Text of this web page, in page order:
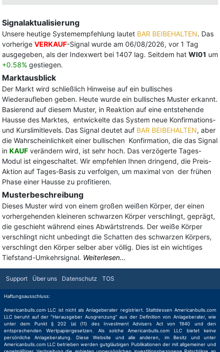
Signalaktualisierung
Unsere heutige Systemempfehlung lautet BAR BEIBEHALTEN. Das
vorherige VERKAUF-Signal wurde am 06/08/2026, vor 1 Tag
ausgegeben, als der Indexwert bei 1407 lag. Seitdem hat WI01 um
+0.58% gestiegen.
Marktausblick
Der Markt wird schließlich Hinweise auf ein bullisches
Wiederaufleben geben. Heute wurde ein bullisches Muster erkannt.
Basierend auf diesem Muster, in Reaktion auf eine entstehende
Hausse des Marktes, entwickelte das System neue Konfirmations-
und Kurslimitlevels. Das Signal deutet auf BAR BEIBEHALTEN, aber
die Wahrscheinlichkeit einer bullischen Konfirmation, die das Signal
in KAUF verändern wird, ist sehr hoch. Das verzögerte Tages-
Modul ist eingeschaltet. Wir empfehlen Ihnen dringend, die Preis-
Aktion auf Tages-Basis zu verfolgen, um maximal von der frühen
Phase einer Hausse zu profitieren.
Musterbeschreibung
Dieses Muster wird von einem großen weißen Körper, der einen
vorhergehenden kleineren schwarzen Körper verschlingt, geprägt,
die geschieht während eines Abwärtstrends. Der weiße Körper
verschlingt nicht unbedingt die Schatten des schwarzen Körpers,
verschlingt den Körper selber aber völlig. Dies ist ein wichtiges
Tiefstand-Umkehrsignal. Weiterlesen...
Support Über uns Datenschutz TOS
Haftungsausschluss:
Americanbulls.com LLC ist nicht als Anlageberater registriert. Stattdessen Americanbulls.com
LLC beruht auf der "Herausgeber Ausgrenzung" aus der Definition von Anlageberater, wie
unter dem Punkt § 202 (a) (11) des Investment Advisers Act von 1940 und den
entsprechenden Wertpapiergesetzen. Als solche Americanbulls.com LLC bietet keine
persönliche Anlageberatung. Diese Website und alle anderen, im Besitz und unter
Americanbulls.com LLC betrieben werden gutgläubigen Publikationen der mit allgemeiner und